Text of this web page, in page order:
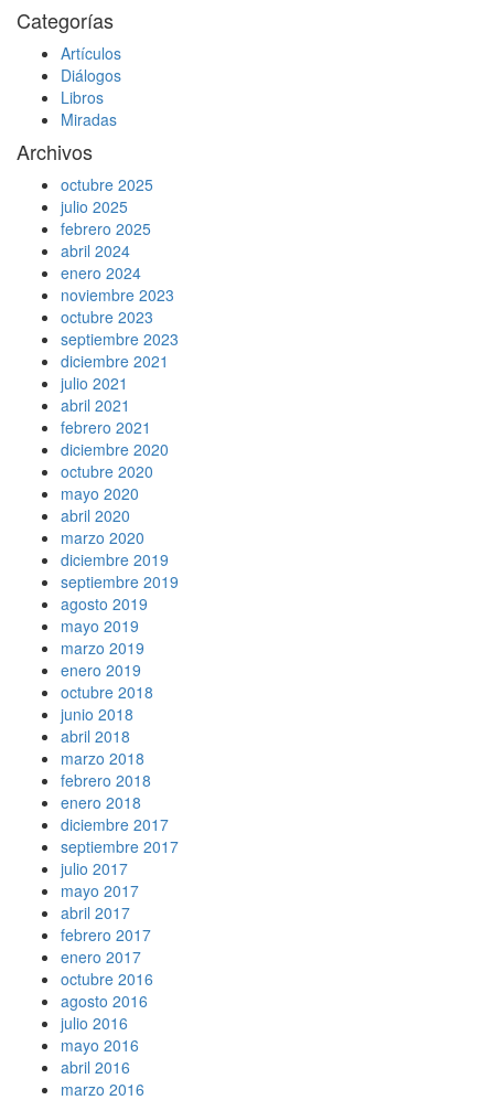
Categorías
Artículos
Diálogos
Libros
Miradas
Archivos
octubre 2025
julio 2025
febrero 2025
abril 2024
enero 2024
noviembre 2023
octubre 2023
septiembre 2023
diciembre 2021
julio 2021
abril 2021
febrero 2021
diciembre 2020
octubre 2020
mayo 2020
abril 2020
marzo 2020
diciembre 2019
septiembre 2019
agosto 2019
mayo 2019
marzo 2019
enero 2019
octubre 2018
junio 2018
abril 2018
marzo 2018
febrero 2018
enero 2018
diciembre 2017
septiembre 2017
julio 2017
mayo 2017
abril 2017
febrero 2017
enero 2017
octubre 2016
agosto 2016
julio 2016
mayo 2016
abril 2016
marzo 2016